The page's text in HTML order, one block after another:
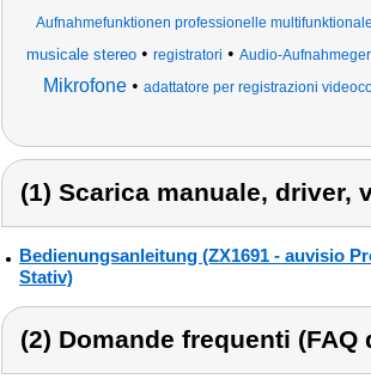
Aufnahmefunktionen professionelle
musicale stereo • registratori • Audio-
Mikrofone • adattatore per registrazioni
(1) Scarica manuale, driver,
Bedienungsanleitung (ZX1691 - auvisio
Stativ)
(2) Domande frequenti (FAQ